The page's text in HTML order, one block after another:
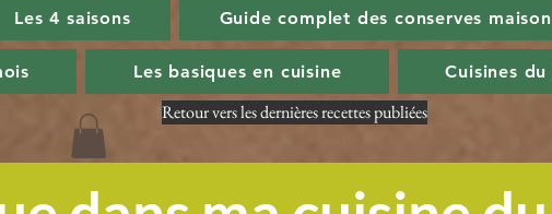
Les 4 saisons Guide complet des conserves maison
Les basiques en cuisine Cuisines
Retour vers les dernières recettes publiées